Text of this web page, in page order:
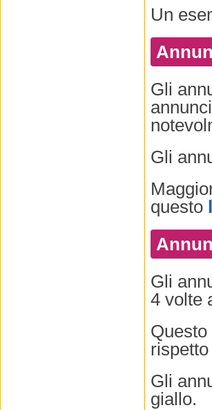
Un
Gli
Gli
questo
Gli
4 volte
Gli
giallo.